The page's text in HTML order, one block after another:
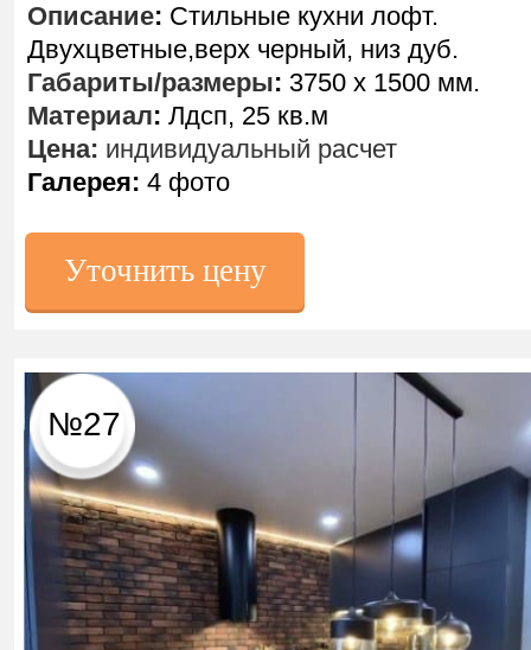
№27
Описание: Стильные кухни лофт.
Двухцветные,верх черный, низ дуб.
Габариты/размеры: 3750 х 1500 мм.
Материал: Лдсп, 25 кв.м
Цена: индивидуальный расчет
Галерея: 4 фото
Уточнить цену